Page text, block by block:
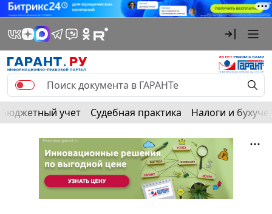
Бюджетный учет Судебная практика Налоги и